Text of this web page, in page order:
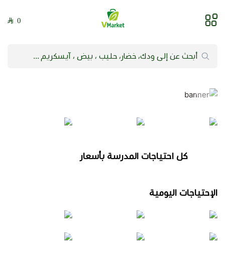
فيلج ماركت | VMarket
0
كل احتياجات المدرسة بأسعار
الإحتياجات اليومية